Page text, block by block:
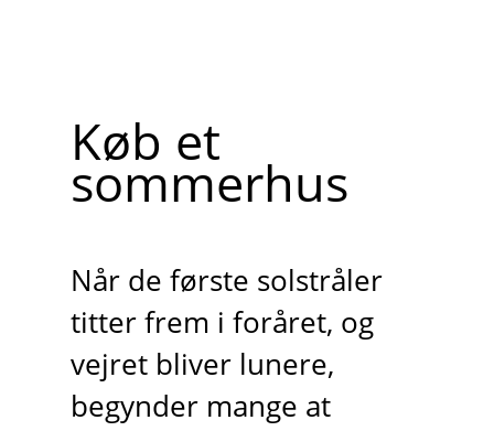
Køb et
sommerhus
Når de første solstråler
titter frem i foråret, og
vejret bliver lunere,
begynder mange at